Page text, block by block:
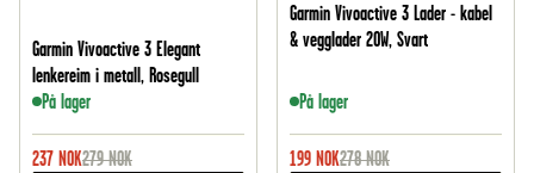
Garmin Vivoactive 3 Elegant
lenkereim i metall, Rosegull
På lager
237 NOK279 NOK
Garmin Vivoactive 3 Lader - kabel
& vegglader 20W, Svart
På lager
199 NOK278 NOK